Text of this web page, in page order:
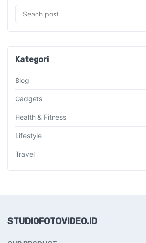
Kategori
Blog
Gadgets
Health & Fitness
Lifestyle
Travel
STUDIOFOTOVIDEO.ID